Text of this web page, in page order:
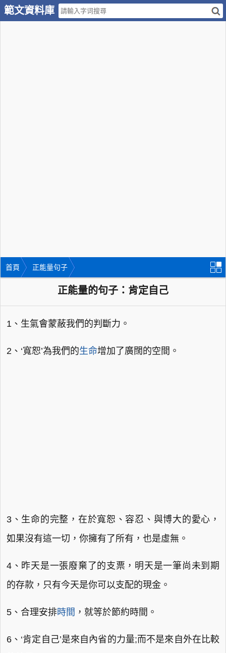
範文資料庫
首頁 正能量句子
正能量的句子：肯定自己
1、生氣會蒙蔽我們的判斷力。
2、‘寬恕’為我們的生命增加了廣闊的空間。
3、生命的完整，在於寬恕、容忍、與博大的愛心，
如果沒有這一切，你擁有了所有，也是虛無。
4、昨天是一張廢棄了的支票，明天是一筆尚未到期
的存款，只有今天是你可以支配的現金。
5、合理安排時間 ，就等於節約時間。
6、‘肯定自己’是來自內省的力量;而不是來自外在比較